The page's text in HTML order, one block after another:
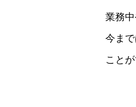
業務
今ま
ことが